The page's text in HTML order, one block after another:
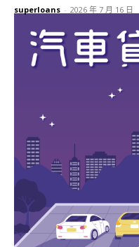
superloans - 2026 年 7 月 16 日